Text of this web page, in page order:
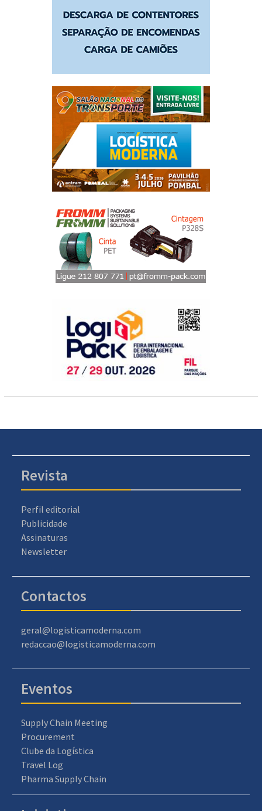
Revista
Perfil editorial
Publicidade
Assinaturas
Newsletter
Contactos
geral@logisticamoderna.com
redaccao@logisticamoderna.com
Eventos
Supply Chain Meeting
Procurement
Clube da Logística
Travel Log
Pharma Supply Chain